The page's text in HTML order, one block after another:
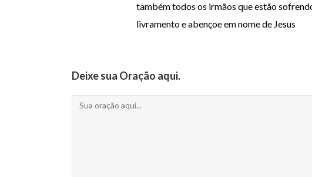
também todos os irmãos que estão
livramento e abençoe em nome de Jesus
Deixe sua Oração aqui.